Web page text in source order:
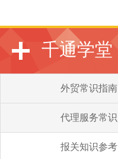
千通学堂
外贸常识指南
代理服务常识
报关知识参考